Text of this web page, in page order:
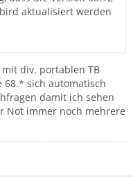
aktualisiert werden
div. portablen TB
68.* sich automatisch
damit ich sehen
Not immer noch mehrere